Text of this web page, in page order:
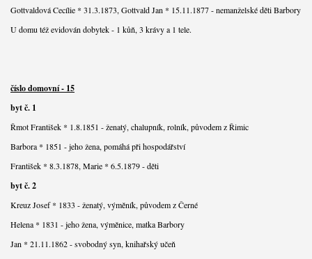
Gottvaldová Cecílie * 31.3.1873, Gottvald Jan * 15.11.1877 - nemanželské děti Barbory
U domu též evidován dobytek - 1 kůň, 3 krávy a 1 tele.
číslo domovní - 15
byt č. 1
Řmot František * 1.8.1851 - ženatý, chalupník, rolník, původem z Řimic
Barbora * 1851 - jeho žena, pomáhá při hospodářství
František * 8.3.1878, Marie * 6.5.1879 - děti
byt č. 2
Kreuz Josef * 1833 - ženatý, výměník, původem z Černé
Helena * 1831 - jeho žena, výměnice, matka Barbory
Jan * 21.11.1862 - svobodný syn, knihařský učeň